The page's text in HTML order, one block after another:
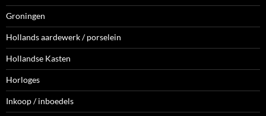
Groningen
Hollands aardewerk / porselein
Hollandse Kasten
Horloges
Inkoop / inboedels